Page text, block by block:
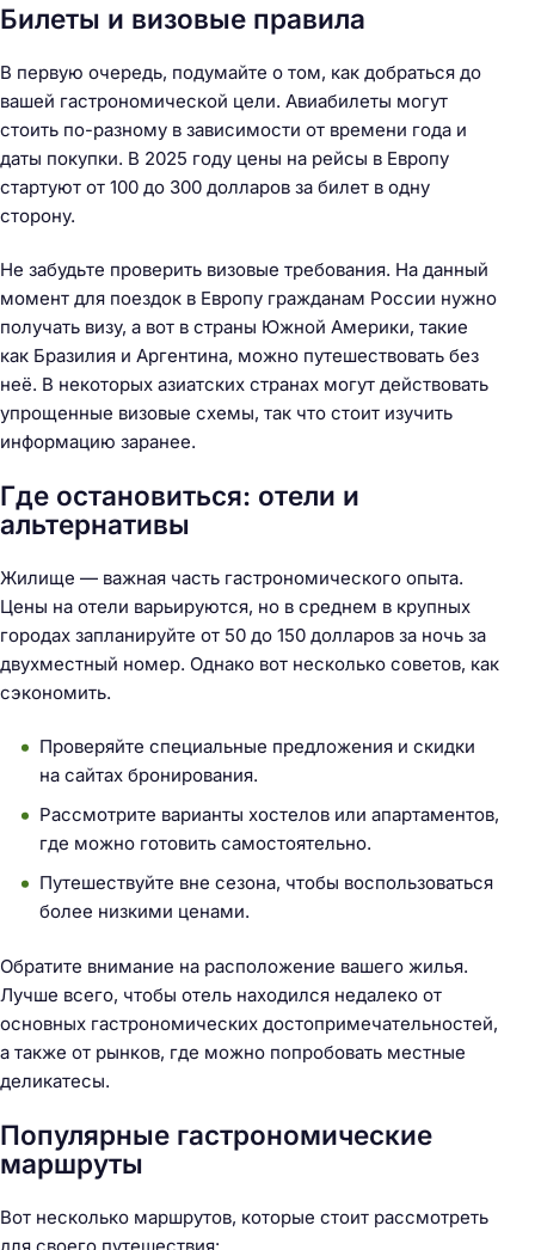
Билеты и визовые правила
В первую очередь, подумайте о том, как добраться до
вашей гастрономической цели. Авиабилеты могут
стоить по-разному в зависимости от времени года и
даты покупки. В 2025 году цены на рейсы в Европу
стартуют от 100 до 300 долларов за билет в одну
сторону.
Не забудьте проверить визовые требования. На данный
момент для поездок в Европу гражданам России нужно
получать визу, а вот в страны Южной Америки, такие
как Бразилия и Аргентина, можно путешествовать без
неё. В некоторых азиатских странах могут действовать
упрощенные визовые схемы, так что стоит изучить
информацию заранее.
Где остановиться: отели и
альтернативы
Жилище — важная часть гастрономического опыта.
Цены на отели варьируются, но в среднем в крупных
городах запланируйте от 50 до 150 долларов за ночь за
двухместный номер. Однако вот несколько советов, как
сэкономить.
Проверяйте специальные предложения и скидки
на сайтах бронирования.
Рассмотрите варианты хостелов или апартаментов,
где можно готовить самостоятельно.
Путешествуйте вне сезона, чтобы воспользоваться
более низкими ценами.
Обратите внимание на расположение вашего жилья.
Лучше всего, чтобы отель находился недалеко от
основных гастрономических достопримечательностей,
а также от рынков, где можно попробовать местные
деликатесы.
Популярные гастрономические
маршруты
Вот несколько маршрутов, которые стоит рассмотреть